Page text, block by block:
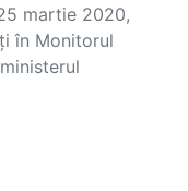
martie 2020,
în Monitorul